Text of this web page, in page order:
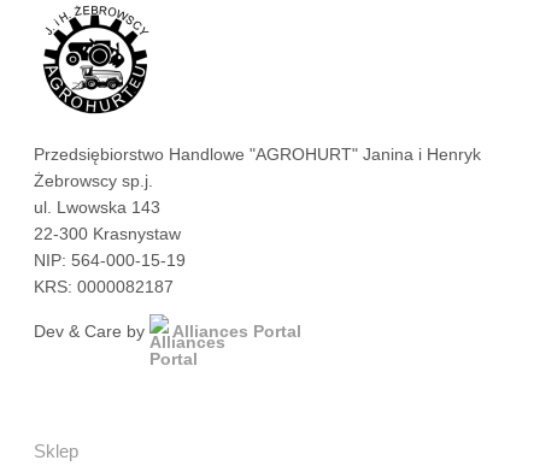
Przedsiębiorstwo Handlowe "AGROHURT" Janina i Henryk
Żebrowscy sp.j.
ul. Lwowska 143
22-300 Krasnystaw
NIP: 564-000-15-19
KRS: 0000082187
Dev & Care by Alliances Portal
Sklep